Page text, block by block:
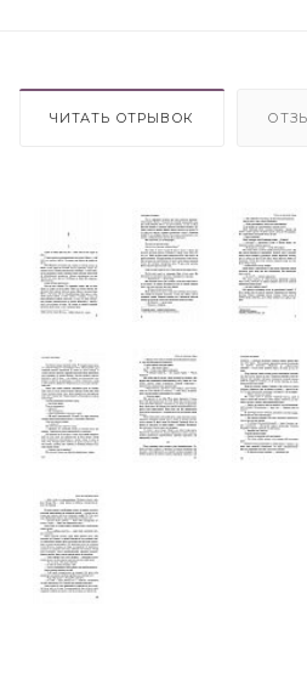
ЧИТАТЬ ОТРЫВОК